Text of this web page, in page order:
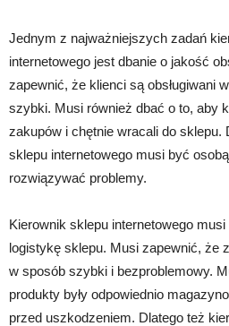
Jednym z najważniejszych zadań
internetowego jest dbanie o jakość
zapewnić, że klienci są obsługiwani
szybki. Musi również dbać o to, aby
zakupów i chętnie wracali do sklepu.
sklepu internetowego musi być
rozwiązywać problemy.
Kierownik sklepu internetowego
logistykę sklepu. Musi zapewnić, że
w sposób szybki i bezproblemowy.
produkty były odpowiednio
przed uszkodzeniem. Dlatego też